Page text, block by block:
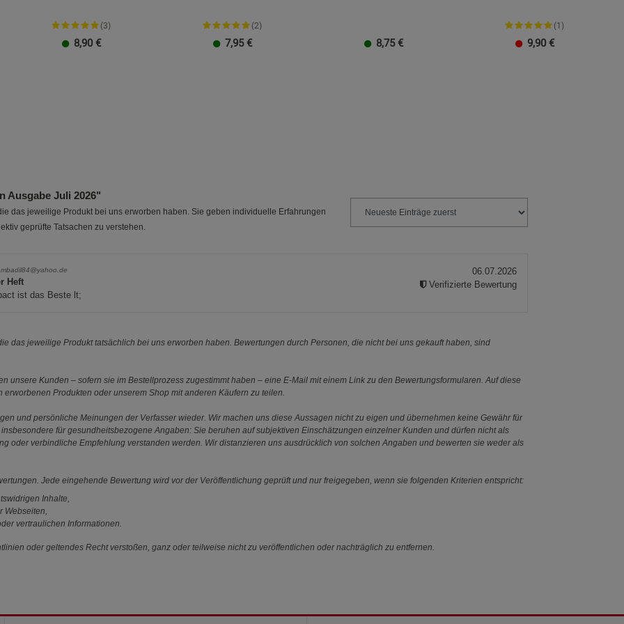
(3)
8,90 €
(2)
7,95 € 8,75 €
(1)
9,90 €
Ausgabe Juli 2026"
das jeweilige Produkt bei uns erworben haben. Sie geben individuelle Erfahrungen
geprüfte Tatsachen zu verstehen.
Heft
ist das Beste lt;
06.07.2026
Verifizierte Bewertung
das jeweilige Produkt tatsächlich bei uns erworben haben. Bewertungen durch Personen, die nicht bei uns gekauft haben, sind
unsere Kunden – sofern sie im Bestellprozess zugestimmt haben – eine E-Mail mit einem Link zu den Bewertungsformularen. Auf diese
Produkten oder unserem Shop mit anderen Käufern zu teilen.
und persönliche Meinungen der Verfasser wieder. Wir machen uns diese Aussagen nicht zu eigen und übernehmen keine Gewähr für
für gesundheitsbezogene Angaben: Sie beruhen auf subjektiven Einschätzungen einzelner Kunden und dürfen nicht als
oder verbindliche Empfehlung verstanden werden. Wir distanzieren uns ausdrücklich von solchen Angaben und bewerten sie weder als
Jede eingehende Bewertung wird vor der Veröffentlichung geprüft und nur freigegeben, wenn sie folgenden Kriterien entspricht:
Inhalte,
Webseiten,
vertraulichen Informationen.
oder geltendes Recht verstoßen, ganz oder teilweise nicht zu veröffentlichen oder nachträglich zu entfernen.
Beschreibung Marketing Cookies
Cookie-Informationen anzeigen